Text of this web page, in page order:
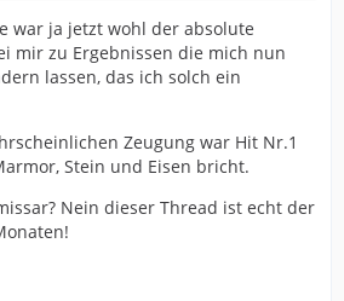
war ja jetzt wohl der absolute
mir zu Ergebnissen die mich nun
lassen, das ich solch ein
Zeugung war Hit Nr.1
Stein und Eisen bricht.
Nein dieser Thread ist echt der